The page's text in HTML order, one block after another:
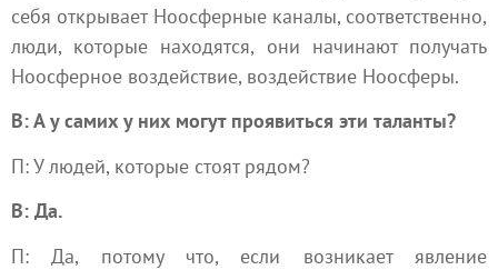
себя открывает Ноосферные каналы, соответственно,
люди, которые находятся, они начинают получать
Ноосферное воздействие, воздействие Ноосферы.
В: А у самих у них могут проявиться эти таланты?
П: У людей, которые стоят рядом?
В: Да.
П: Да, потому что, если возникает явление